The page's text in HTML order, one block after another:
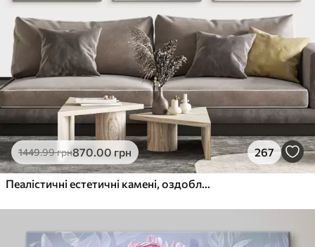
1449.99грн870.00 грн 267
Пеалістичні естетичні камені, оздоблення будинку, природне освітлення